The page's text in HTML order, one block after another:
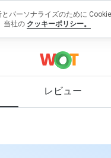
レビュー
パーソナライズのために
当社の クッキーポリシー。